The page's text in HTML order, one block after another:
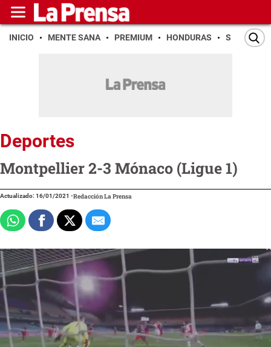
INICIO MENTE SANA PREMIUM HONDURAS SAN PEDRO
Deportes
Montpellier 2-3 Mónaco (Ligue 1)
Actualizado: 16/01/2021 -Redacción La Prensa